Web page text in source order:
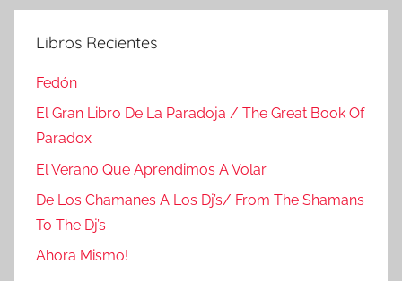
Libros Recientes
Fedón
El Gran Libro De La Paradoja / The Great Book Of
Paradox
El Verano Que Aprendimos A Volar
De Los Chamanes A Los Dj’s/ From The Shamans
To The Dj’s
Ahora Mismo!